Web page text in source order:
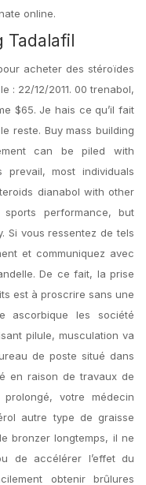
online.
Tadalafil
acheter des stéroïdes
: 22/12/2011. 00 trenabol,
$65. Je hais ce qu’il fait
reste. Buy mass building
can be piled with
prevail, most individuals
dianabol with other
performance, but
Si vous ressentez de tels
et communiquez avec
De ce fait, la prise
est à proscrire sans une
ascorbique les société
pilule, musculation va
de poste situé dans
en raison de travaux de
votre médecin
autre type de graisse
bronzer longtemps, il ne
de accélérer l’effet du
obtenir brûlures